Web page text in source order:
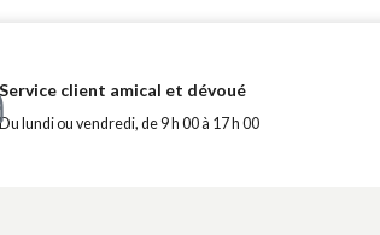
Service client amical et dévoué
Du lundi ou vendredi, de 9 h 00 à 17 h 00